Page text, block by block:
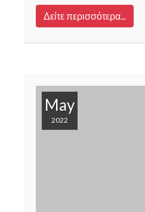
Δείτε περισσότερα...
May
2022